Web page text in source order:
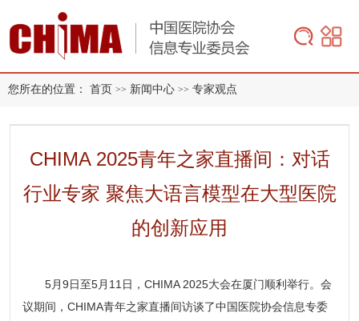
您所在的位置： 首页 >> 新闻中心 >> 专家观点
CHIMA 2025青年之家直播间：对话
行业专家 聚焦大语言模型在大型医院
的创新应用
5月9日至5月11日， CHIMA 2025大会在厦门顺利举行。会
议期间，CHIMA青年之家直播间访谈了中国医院协会信息专委